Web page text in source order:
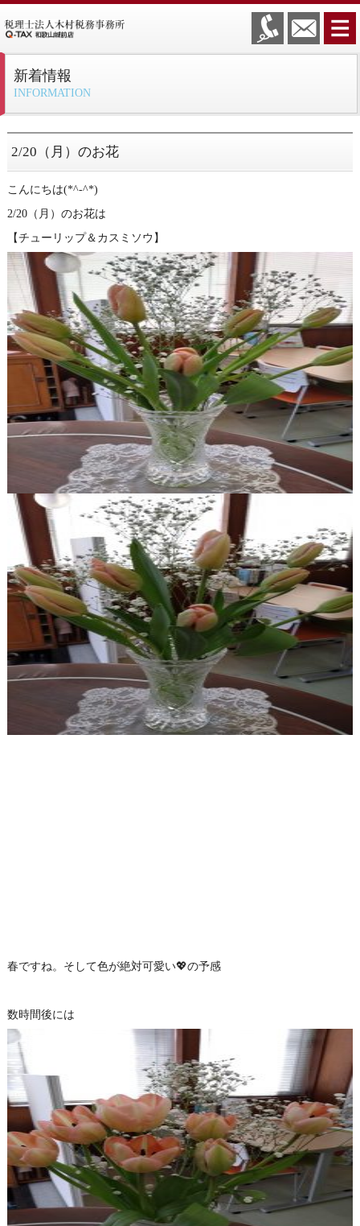
新着情報
INFORMATION
2/20（月）のお花
こんにちは(*^-^*)
2/20（月）のお花は
【チューリップ＆カスミソウ】
春ですね。そして色が絶対可愛い💖の予感
数時間後には